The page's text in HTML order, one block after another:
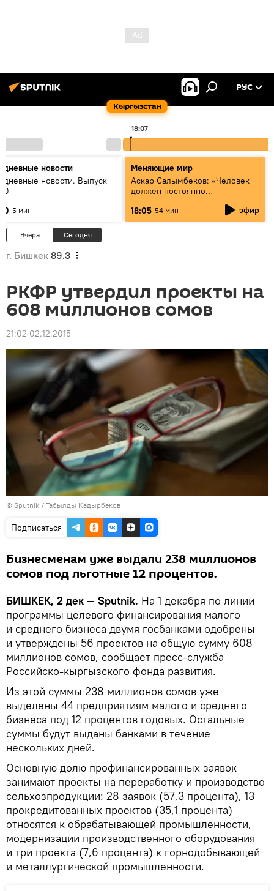
Кыргызстан
РУС
18:07
новости
новости. Выпуск
5 мин
Меняющие мир
Аскар Салымбеков: «Человек
должен постоянно
18:05 54 мин эфир
Вчера Сегодня
г. Бишкек 89.3
РКФР утвердил проекты на
608 миллионов сомов
21:02 02.12.2015
© Sputnik / Табылды Кадырбеков
Подписаться
Бизнесменам уже выдали 238 миллионов
сомов под льготные 12 процентов.
БИШКЕК, 2 дек — Sputnik. На 1 декабря по линии
программы целевого финансирования малого
и среднего бизнеса двумя госбанками одобрены
и утверждены 56 проектов на общую сумму 608
миллионов сомов, сообщает пресс-служба
Российско-кыргызского фонда развития.
Из этой суммы 238 миллионов сомов уже
выделены 44 предприятиям малого и среднего
бизнеса под 12 процентов годовых. Остальные
суммы будут выданы банками в течение
нескольких дней.
Основную долю профинансированных заявок
занимают проекты на переработку и производство
сельхозпродукции: 28 заявок (57,3 процента), 13
прокредитованных проектов (35,1 процента)
относятся к обрабатывающей промышленности,
модернизации производственного оборудования
и три проекта (7,6 процента) к горнодобывающей
и металлургической промышленности.